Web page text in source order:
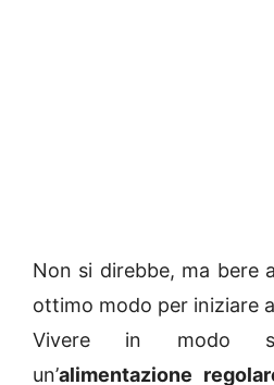
Non si direbbe, ma bere
ottimo modo per iniziare
Vivere in modo
un’alimentazione